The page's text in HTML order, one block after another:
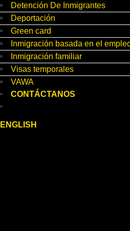
Detención De Inmigrantes
Deportación
Green card
Inmigración basada en el
Inmigración familiar
Visas temporales
VAWA
CONTÁCTANOS
ENGLISH